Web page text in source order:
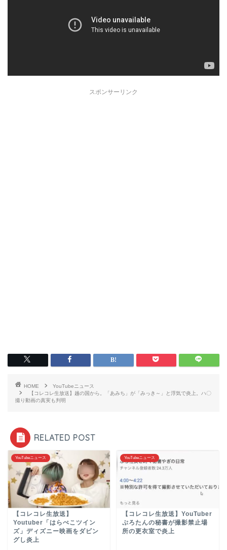
スポンサーリンク
HOME
YouTubeニュース
【コレコレ生放送】越の国から。「あみち」が「みっき～」と浮気で炎上。ハ〇
撮り動画の真実も判明
RELATED POST
YouTubeニュース
【コレコレ生放送】
Youtuber「はらぺこツイン
ズ」ディズニー映画をダビン
グし炎上
YouTubeニュース
【コレコレ生放送】YouTuber
ぷろたんの秘書が撮影禁止場
所の更衣室で炎上